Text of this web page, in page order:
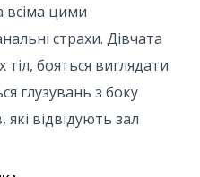
всіма цими
страхи. Дівчата
тіл, бояться виглядати
глузувань з боку
які відвідують зал